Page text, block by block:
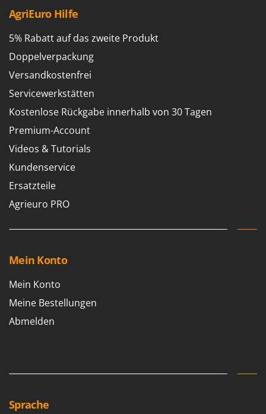
AgriEuro Hilfe
5% Rabatt auf das zweite Produkt
Doppelverpackung
Versandkostenfrei
Servicewerkstätten
Kostenlose Rückgabe innerhalb von 30 Tagen
Premium-Account
Videos & Tutorials
Kundenservice
Ersatzteile
Agrieuro PRO
Mein Konto
Mein Konto
Meine Bestellungen
Abmelden
Sprache